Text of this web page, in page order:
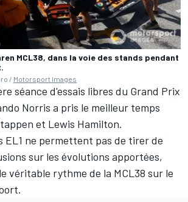
MCL38, dans la voie des stands pendant
/ Motorsport Images
séance d'essais libres du Grand Prix
Norris a pris le meilleur temps
et Lewis Hamilton.
EL1 ne permettent pas de tirer de
sur les évolutions apportées,
véritable rythme de la MCL38 sur le